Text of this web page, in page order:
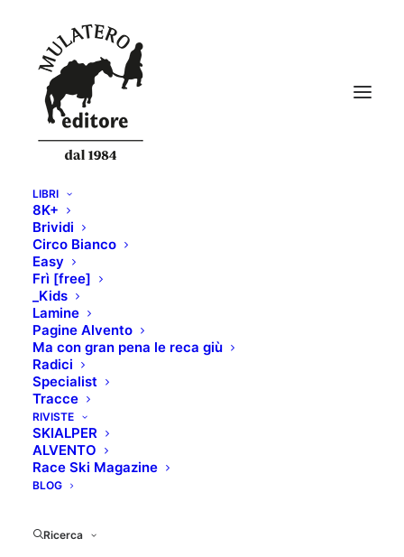
LIBRI
8K+
Brividi
Circo Bianco
Easy
Frì [free]
_Kids
Lamine
Pagine Alvento
Ma con gran pena le reca giù
Radici
Specialist
Tracce
RIVISTE
SKIALPER
ALVENTO
Race Ski Magazine
BLOG
Ricerca
Easy